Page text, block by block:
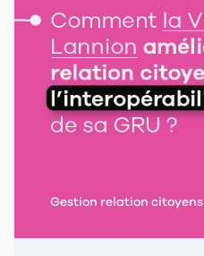
Gestion relation citoyens